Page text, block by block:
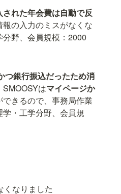
れた年会費は自動で反
の入力のミスがなくな
野、会員規模：2000
つ銀行振込だったため消
SMOOSYはマイページか
できるので、事務局作業
・工学分野、会員規
くなりました